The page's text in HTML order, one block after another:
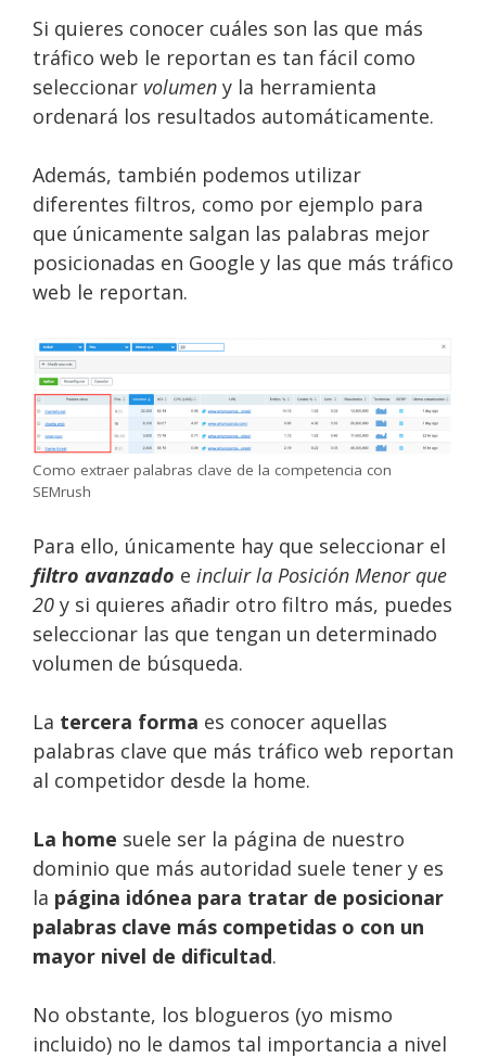
Si quieres conocer cuáles son las que más
tráfico web le reportan es tan fácil como
seleccionar volumen y la herramienta
ordenará los resultados automáticamente.
Además, también podemos utilizar
diferentes filtros, como por ejemplo para
que únicamente salgan las palabras mejor
posicionadas en Google y las que más tráfico
web le reportan.
Como extraer palabras clave de la competencia con
SEMrush
Para ello, únicamente hay que seleccionar el
filtro avanzado e incluir la Posición Menor que
20 y si quieres añadir otro filtro más, puedes
seleccionar las que tengan un determinado
volumen de búsqueda.
La tercera forma es conocer aquellas
palabras clave que más tráfico web reportan
al competidor desde la home.
La home suele ser la página de nuestro
dominio que más autoridad suele tener y es
la página idónea para tratar de posicionar
palabras clave más competidas o con un
mayor nivel de dificultad.
No obstante, los blogueros (yo mismo
incluido) no le damos tal importancia a nivel